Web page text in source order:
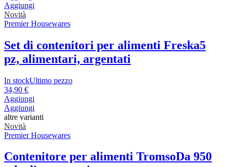
Aggiungi
Novità
Premier Housewares
Set di contenitori per alimenti Freska5
pz, alimentari, argentati
In stockUltimo pezzo
34,90 €
Aggiungi
Aggiungi
altre varianti
Novità
Premier Housewares
Contenitore per alimenti TromsoDa 950